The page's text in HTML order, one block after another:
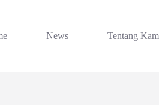
News Tentang